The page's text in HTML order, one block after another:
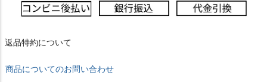
返品特約について
商品についてのお問い合わせ